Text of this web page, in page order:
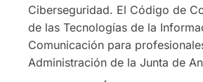
Ciberseguridad. El Código de
de las Tecnologías de la
Comunicación para
Administración de la Junta de